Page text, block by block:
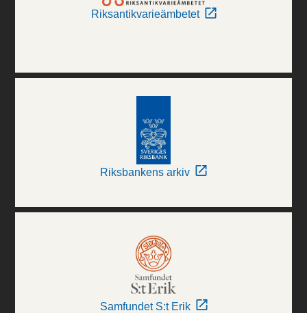
Riksantikvarieämbetet
Riksbankens arkiv
Samfundet S:t Erik